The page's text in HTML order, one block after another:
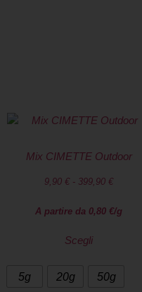
Mix CIMETTE Outdoor
9,90 € - 399,90 €
A partire da 0,80 €/g
Scegli
5g 20g 50g